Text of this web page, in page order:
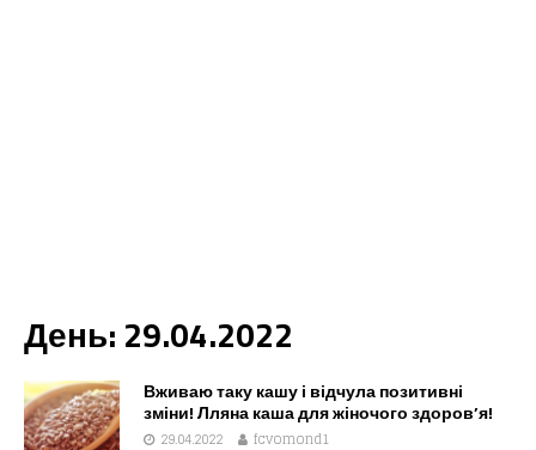
День: 29.04.2022
Вживаю таку кашу і відчула позитивні
зміни! Лляна каша для жіночого здоров’я!
29.04.2022 fcvomond1